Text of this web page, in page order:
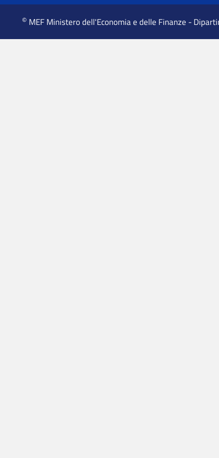
MEF Ministero dell'Economia e delle Finanze -